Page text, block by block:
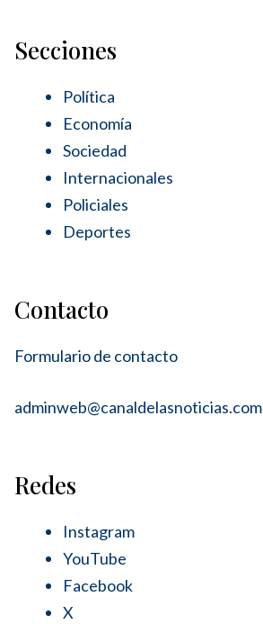
Secciones
Política
Economía
Sociedad
Internacionales
Policiales
Deportes
Contacto
Formulario de contacto
adminweb@canaldelasnoticias.com
Redes
Instagram
YouTube
Facebook
X